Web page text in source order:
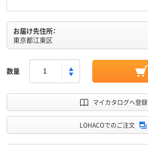
お届け先住所：
東京都江東区
数量
マイカタログへ登録
LOHACOでのご注文